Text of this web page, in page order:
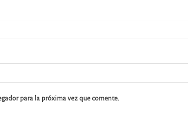
para la próxima vez que comente.